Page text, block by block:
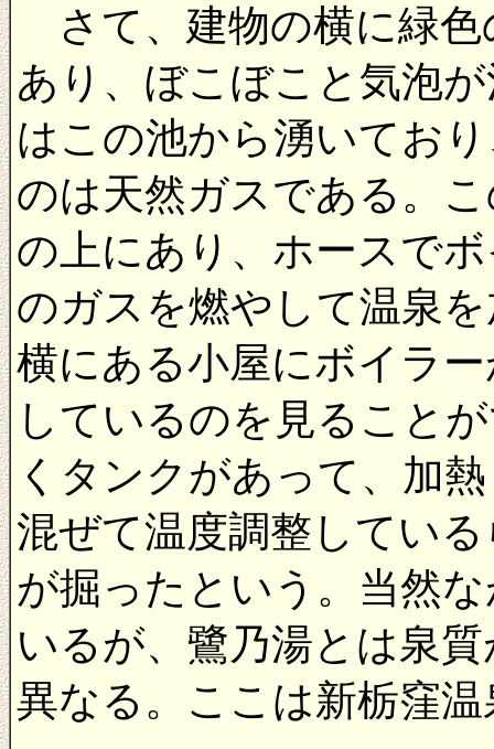
さて、建物の横に緑色
あり、ぼこぼこと気泡
はこの池から湧いてお
のは天然ガスである。
の上にあり、ホースで
のガスを燃やして温泉
横にある小屋にボイラ
しているのを見ること
くタンクがあって、加
混ぜて温度調整してい
が掘ったという。当然
いるが、鷺乃湯とは泉
異なる。ここは新栃窪